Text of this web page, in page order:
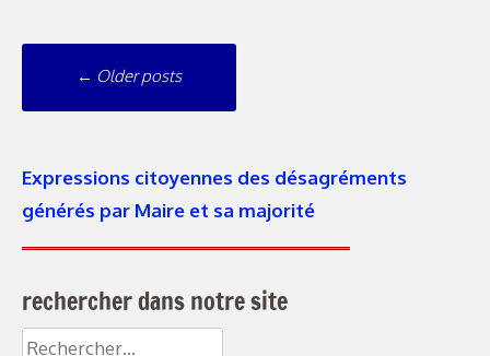
Navigation
messages
← Older posts
Expressions citoyennes des désagréments
générés par Maire et sa majorité
rechercher dans notre site
Rechercher :